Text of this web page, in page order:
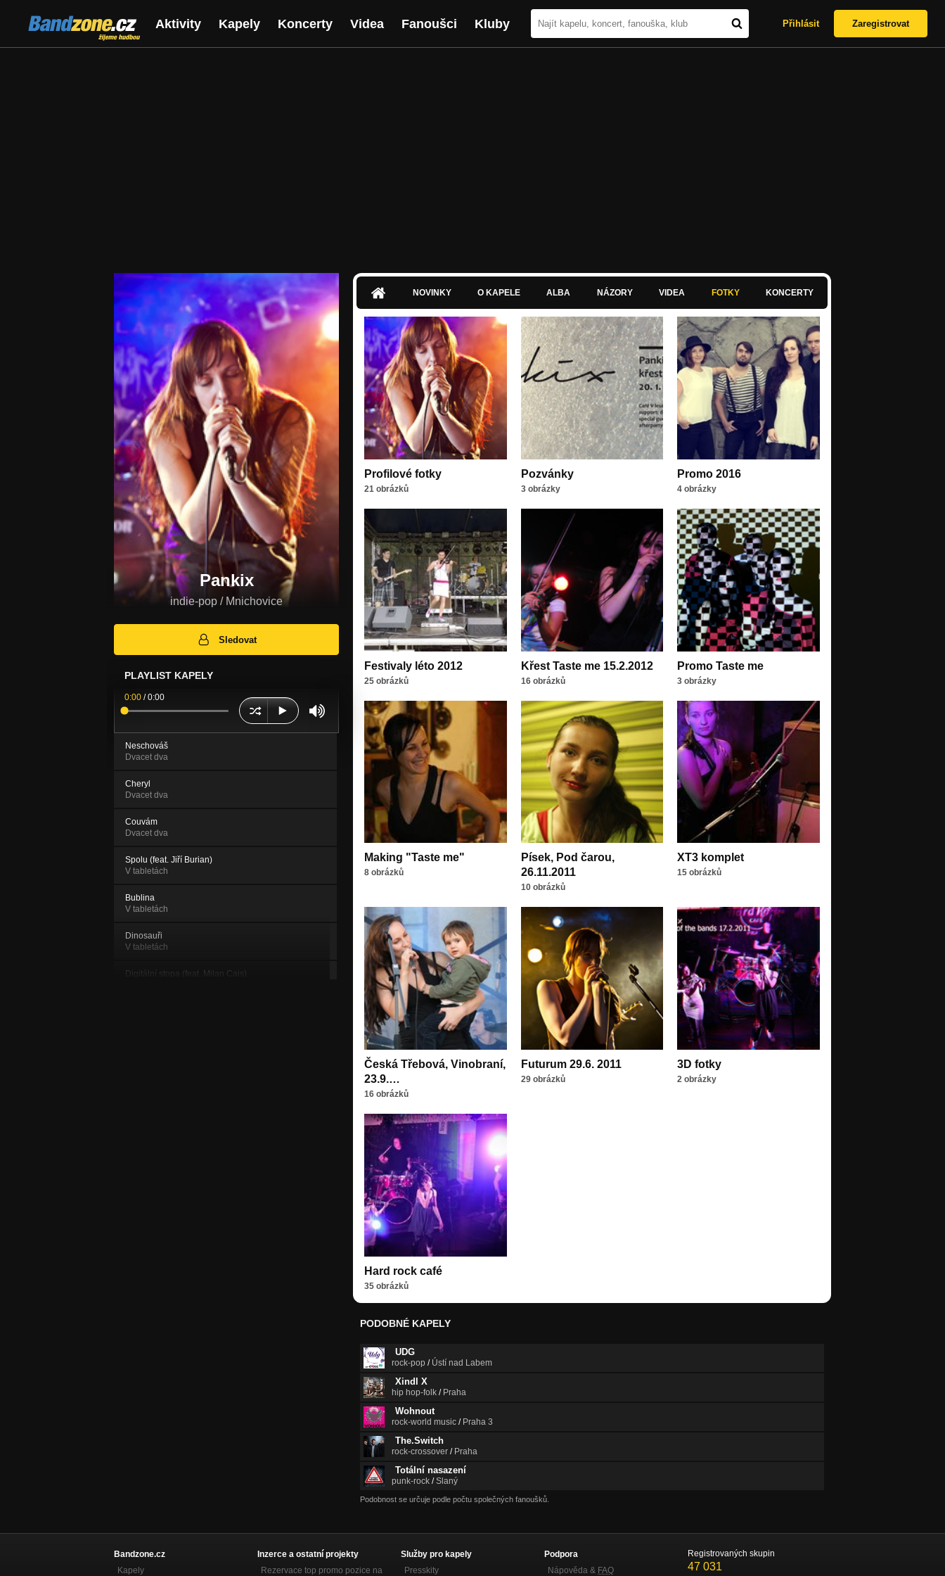
Bandzone.cz
žijeme hudbou
Aktivity Kapely Koncerty Videa Fanoušci Kluby Přihlásit Zaregistrovat
Pankix
indie-pop / Mnichovice
Sledovat
PLAYLIST KAPELY
0:00 /0:00
Neschováš
Dvacet dva
Cheryl
Dvacet dva
Couvám
Dvacet dva
Spolu (feat. Jiří Burian)
V tabletách
Bublina
V tabletách
Dinosauři
V tabletách
Digitální stopa (feat. Milan Cais)
Taste Me
NOVINKY O KAPELE ALBA NÁZORY VIDEA FOTKY KONCERTY
Profilové fotky
21 obrázků
Pozvánky
3 obrázky
Promo 2016
4 obrázky
Festivaly léto 2012
25 obrázků
Křest Taste me 15.2.2012
16 obrázků
Promo Taste me
3 obrázky
Making "Taste me"
8 obrázků
Písek, Pod čarou,
26.11.2011
10 obrázků
XT3 komplet
15 obrázků
Česká Třebová, Vinobraní,
23.9.…
16 obrázků
Futurum 29.6. 2011
29 obrázků
3D fotky
2 obrázky
Hard rock café
35 obrázků
PODOBNÉ KAPELY
UDG
rock-pop / Ústí nad Labem
Xindl X
hip hop-folk / Praha
Wohnout
rock-world music / Praha 3
The.Switch
rock-crossover / Praha
Totální nasazení
punk-rock /Slaný
Podobnost se určuje podle počtu společných fanoušků.
Bandzone.cz
Kapely
Inzerce a ostatní projekty
Rezervace top promo pozice na
Služby pro kapely
Presskity
Podpora
Nápověda & FAQ
Registrovaných skupin
47 031